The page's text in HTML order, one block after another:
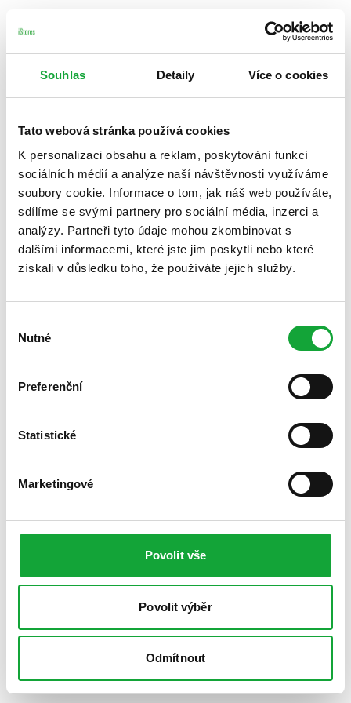
Souhlas Detaily Více o cookies
Tato webová stránka používá cookies
K personalizaci obsahu a reklam, poskytování funkcí
sociálních médií a analýze naší návštěvnosti využíváme
soubory cookie. Informace o tom, jak náš web používáte,
sdílíme se svými partnery pro sociální média, inzerci a
analýzy. Partneři tyto údaje mohou zkombinovat s
dalšími informacemi, které jste jim poskytli nebo které
získali v důsledku toho, že používáte jejich služby.
souhlasu
Nutné
Preferenční
Statistické
Marketingové
Povolit vše
Povolit výběr
Odmítnout